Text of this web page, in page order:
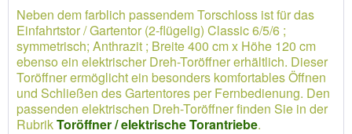
Neben dem farblich passendem Torschloss ist für das
Einfahrtstor / Gartentor (2-flügelig) Classic 6/5/6 ;
symmetrisch; Anthrazit ; Breite 400 cm x Höhe 120 cm
ebenso ein elektrischer Dreh-Toröffner erhältlich. Dieser
Toröffner ermöglicht ein besonders komfortables Öffnen
und Schließen des Gartentores per Fernbedienung. Den
passenden elektrischen Dreh-Toröffner finden Sie in der
RubrikToröffner / elektrische Torantriebe.